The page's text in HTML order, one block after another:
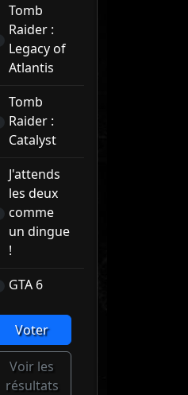
Tomb
Raider :
Legacy of
Atlantis
Tomb
Raider :
Catalyst
J'attends
les deux
comme
un dingue
!
GTA 6
Voter
Voir les
résultats